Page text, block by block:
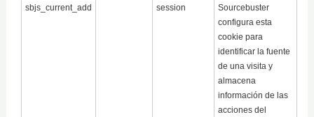
sbjs_current_add session
Sourcebuster
configura esta
cookie para
identificar la fuente
de una visita y
almacena
información de las
acciones del